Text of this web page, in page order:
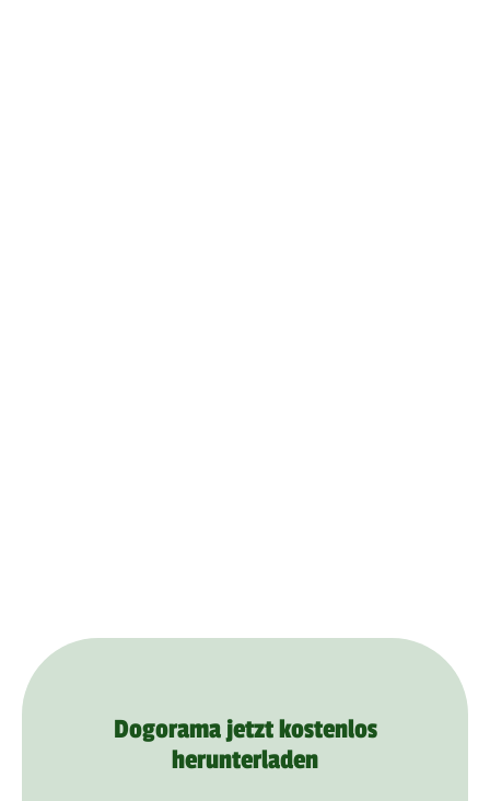
Dogorama jetzt kostenlos
herunterladen